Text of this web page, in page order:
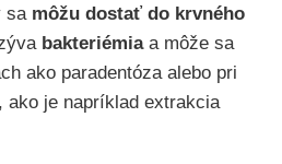
samôžu dostať do krvného
bakteriémia a môže sa
ako paradentóza alebo pri
je napríklad extrakcia